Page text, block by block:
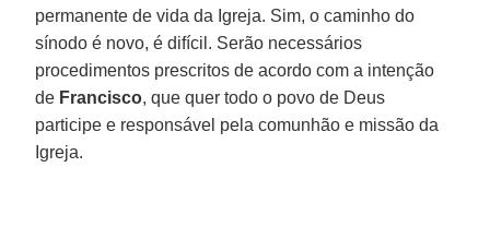
permanente de vida da Igreja. Sim, o caminho do
sínodo é novo, é difícil. Serão necessários
procedimentos prescritos de acordo com a intenção
de Francisco, que quer todo o povo de Deus
participe e responsável pela comunhão e missão da
Igreja.